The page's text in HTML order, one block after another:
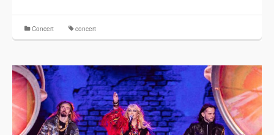
Concert concert